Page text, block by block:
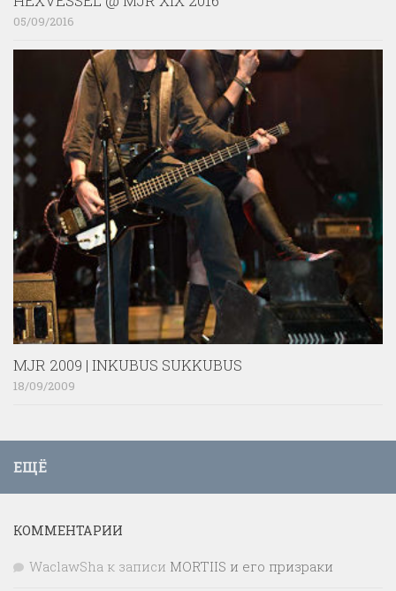
05/09/2016
MJR 2009 | INKUBUS SUKKUBUS
18/09/2009
ЕЩЁ
КОММЕНТАРИИ
WaclawSha к записи MORTIIS и его призраки